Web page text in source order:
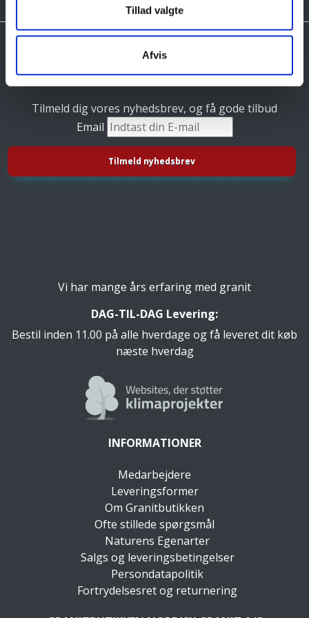
Tillad valgte
Afvis
Tilmeld dig vores nyhedsbrev, og få gode tilbud
Email
Vi har mange års erfaring med granit
DAG-TIL-DAG Levering:
Bestil inden 11.00 på alle hverdage og få leveret dit køb
næste hverdag
INFORMATIONER
Medarbejdere
Leveringsformer
Om Granitbutikken
Ofte stillede spørgsmål
Naturens Egenarter
Salgs og leveringsbetingelser
Persondatapolitik
Fortrydelsesret og returnering